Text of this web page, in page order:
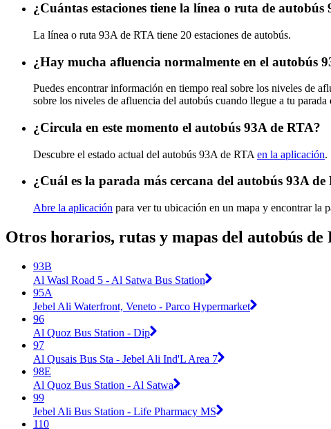
¿Cuántas estaciones tiene la línea o ruta de autobús
La línea o ruta 93A de RTA tiene 20 estaciones de autobús.
¿Hay mucha afluencia normalmente en el autobús
Puedes encontrar información en tiempo real sobre los niveles de
sobre los niveles de afluencia del autobús cuando llegue a tu parada
¿Circula en este momento el autobús 93A de RTA?
Descubre el estado actual del autobús 93A de RTA en la aplicación.
¿Cuál es la parada más cercana del autobús 93A de
Abre la aplicación para ver tu ubicación en un mapa y encontrar la
Otros horarios, rutas y mapas del autobús de
93B
Al Wasl Road 5 - Al Satwa Bus Station
95A
Jebel Ali Waterfront, Veneto - Parco Hypermarket
96
Al Quoz Bus Station - Dip
97
Al Qusais Bus Sta - Jebel Ali Ind'L Area 7
98E
Al Quoz Bus Station - Al Satwa
99
Jebel Ali Bus Station - Life Pharmacy MS
110